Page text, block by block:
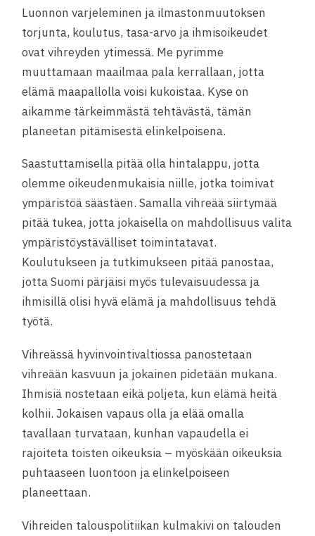
Luonnon varjeleminen ja ilmastonmuutoksen
torjunta, koulutus, tasa-arvo ja ihmisoikeudet
ovat vihreyden ytimessä. Me pyrimme
muuttamaan maailmaa pala kerrallaan, jotta
elämä maapallolla voisi kukoistaa. Kyse on
aikamme tärkeimmästä tehtävästä, tämän
planeetan pitämisestä elinkelpoisena.
Saastuttamisella pitää olla hintalappu, jotta
olemme oikeudenmukaisia niille, jotka toimivat
ympäristöä säästäen. Samalla vihreää siirtymää
pitää tukea, jotta jokaisella on mahdollisuus valita
ympäristöystävälliset toimintatavat.
Koulutukseen ja tutkimukseen pitää panostaa,
jotta Suomi pärjäisi myös tulevaisuudessa ja
ihmisillä olisi hyvä elämä ja mahdollisuus tehdä
työtä.
Vihreässä hyvinvointivaltiossa panostetaan
vihreään kasvuun ja jokainen pidetään mukana.
Ihmisiä nostetaan eikä poljeta, kun elämä heitä
kolhii. Jokaisen vapaus olla ja elää omalla
tavallaan turvataan, kunhan vapaudella ei
rajoiteta toisten oikeuksia – myöskään oikeuksia
puhtaaseen luontoon ja elinkelpoiseen
planeettaan.
Vihreiden talouspolitiikan kulmakivi on talouden